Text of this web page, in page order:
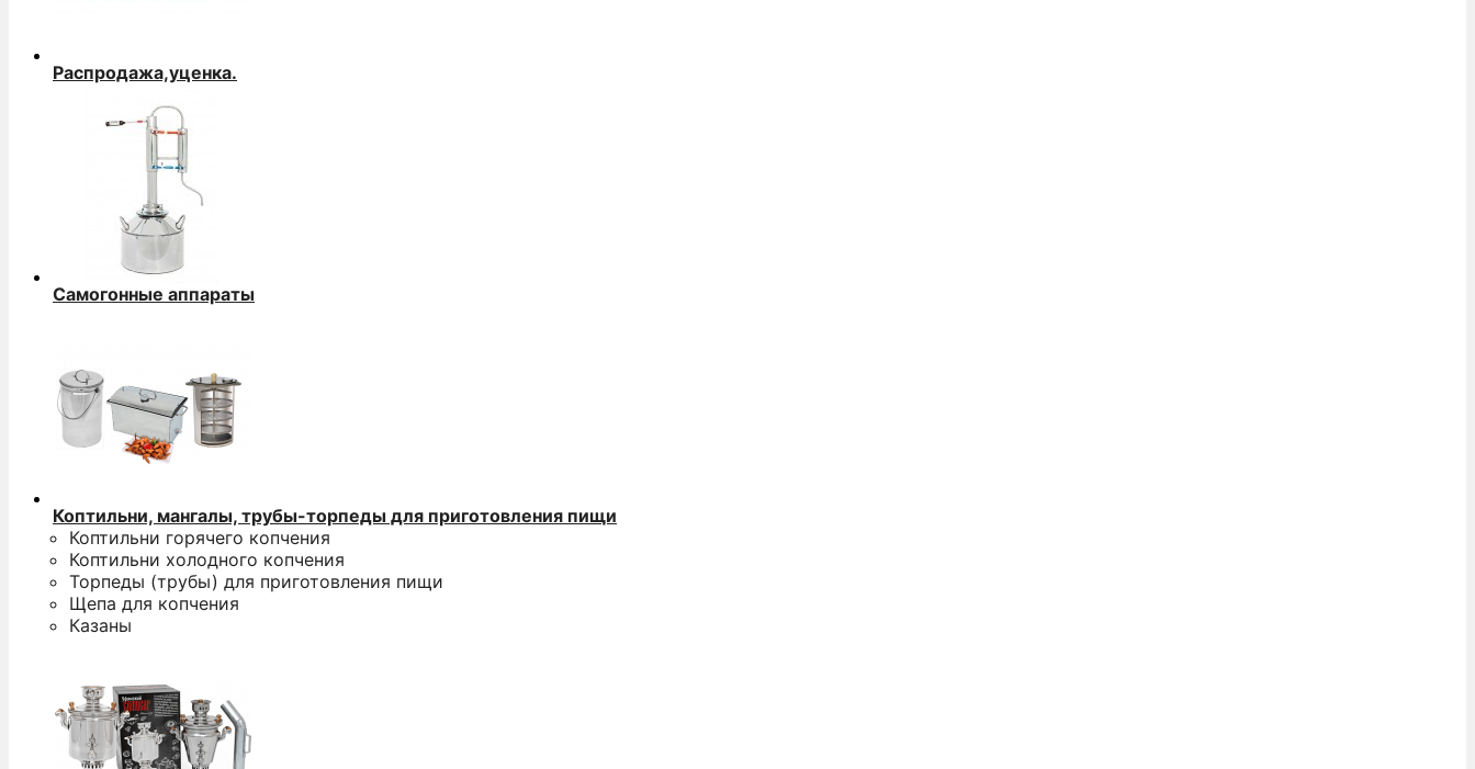
Распродажа,уценка.
Самогонные аппараты
Коптильни, мангалы, трубы-торпеды для приготовления пищи
Коптильни горячего копчения
Коптильни холодного копчения
Торпеды (трубы) для приготовления пищи
Щепа для копчения
Казаны